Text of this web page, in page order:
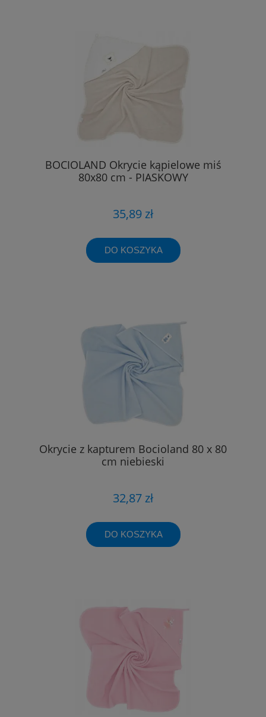
BOCIOLAND Okrycie kąpielowe miś
80x80 cm - PIASKOWY
35,89 zł
DO KOSZYKA
Okrycie z kapturem Bocioland 80 x 80
cm niebieski
32,87 zł
DO KOSZYKA